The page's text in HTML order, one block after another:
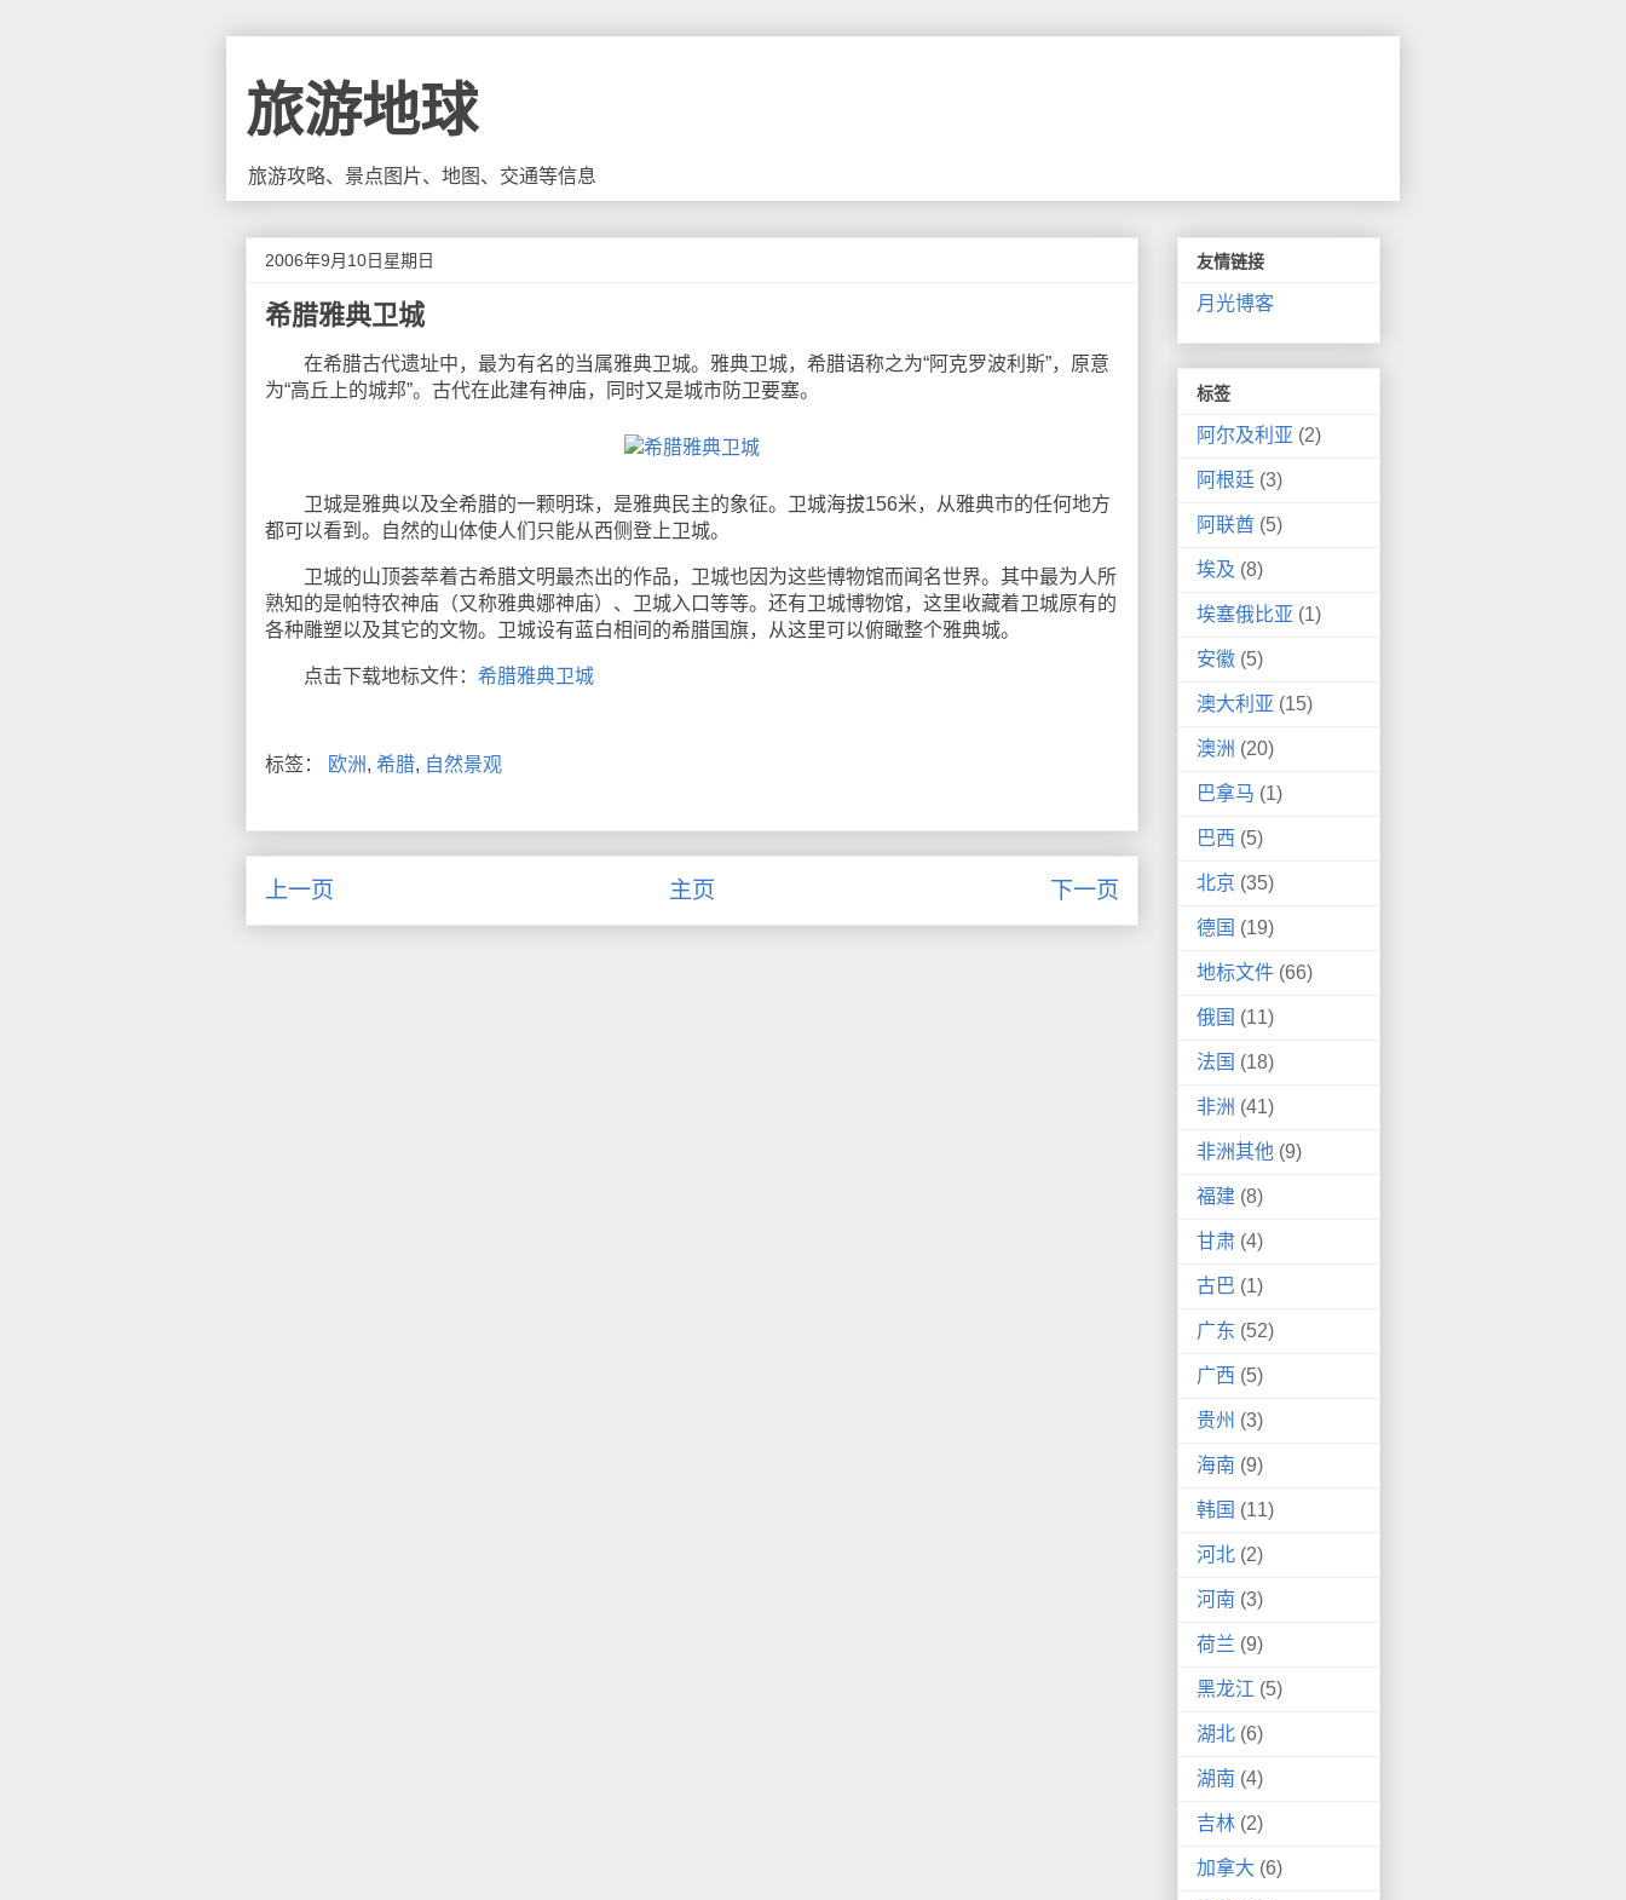
旅游地球
旅游攻略、景点图片、地图、交通等信息
2006年9月10日星期日
希腊雅典卫城
在希腊古代遗址中，最为有名的当属雅典卫城。雅典卫城，希腊语称之为“阿克罗波利斯”，原意
为“高丘上的城邦”。古代在此建有神庙，同时又是城市防卫要塞。
卫城是雅典以及全希腊的一颗明珠，是雅典民主的象征。卫城海拔156米，从雅典市的任何地方
都可以看到。自然的山体使人们只能从西侧登上卫城。
卫城的山顶荟萃着古希腊文明最杰出的作品，卫城也因为这些博物馆而闻名世界。其中最为人所
熟知的是帕特农神庙（又称雅典娜神庙）、卫城入口等等。还有卫城博物馆，这里收藏着卫城原有的
各种雕塑以及其它的文物。卫城设有蓝白相间的希腊国旗，从这里可以俯瞰整个雅典城。
点击下载地标文件： 希腊雅典卫城
标签： 欧洲, 希腊, 自然景观
上一页 下一页
主页
友情链接
月光博客
标签
阿尔及利亚 (2)
阿根廷 (3)
阿联酋 (5)
埃及 (8)
埃塞俄比亚 (1)
安徽 (5)
澳大利亚 (15)
澳洲 (20)
巴拿马 (1)
巴西 (5)
北京 (35)
德国 (19)
地标文件 (66)
俄国 (11)
法国 (18)
非洲 (41)
非洲其他 (9)
福建 (8)
甘肃 (4)
古巴 (1)
广东 (52)
广西 (5)
贵州 (3)
海南 (9)
韩国 (11)
河北 (2)
河南 (3)
荷兰 (9)
黑龙江 (5)
湖北 (6)
湖南 (4)
吉林 (2)
加拿大 (6)